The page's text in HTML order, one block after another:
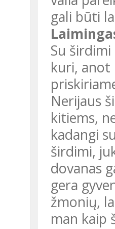
gali būti
Su
kuri, anot
Nerijaus
kitiems,
kadangi
širdimi,
dovanas
gera
žmonių,
man kaip